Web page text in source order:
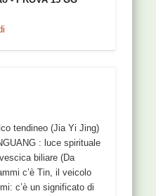
tendineo (Jia Yi Jing)
: luce spirituale
biliare (Da
c’è Tin, il veicolo
c’è un significato di